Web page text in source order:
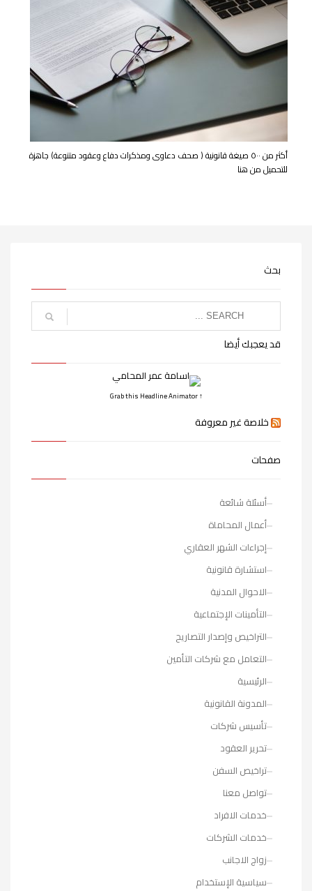
أكثر من ٥٠٠ صيغة قانونية ( صحف دعاوى ومذكرات دفاع وعقود متنوعة) جاهزة
للتحميل من هنا
بحث
قد يعجبك أيضا
↑ Grab this Headline Animator
خلاصة غير معروفة
صفحات
أسئلة شائعة
أعمال المحاماة
إجراءات الشهر العقاري
استشارة قانونية
الاحوال المدنية
التأمينات الإجتماعية
التراخيص وإصدار التصاريح
التعامل مع شركات التأمين
الرئيسية
المدونة القانونية
تأسيس شركات
تحرير العقود
تراخيص السفن
تواصل معنا
خدمات الافراد
خدمات الشركات
زواج الاجانب
سياسية الإستخدام